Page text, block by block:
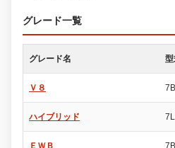
グレード一覧
グレード名
Ｖ８
ハイブリッド